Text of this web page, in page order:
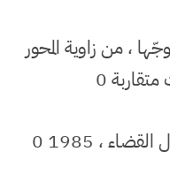
، من زاوية المحور
0